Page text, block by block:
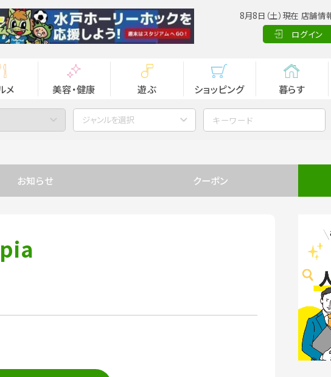
8月8日（土）現在 店舗
ログイン
メ 美容・健康 遊ぶ ショッピング 暮らす
ジャンルを選択
お知らせ クーポン